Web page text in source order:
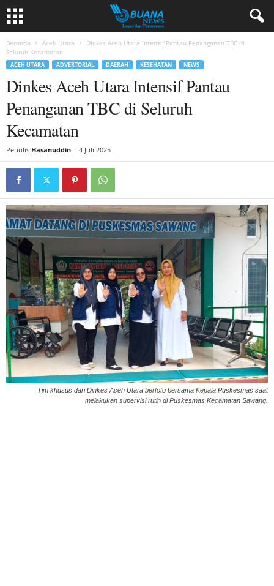
Beranda Aceh Utara
Dinkes Aceh Utara Intensif Pantau Penanganan TBC di
Seluruh Kecamatan
ACEH UTARA ADVERTORIAL DAERAH KESEHATAN NEWS
Dinkes Aceh Utara Intensif Pantau
Penanganan TBC di Seluruh
Kecamatan
Penulis Hasanuddin - 4 Juli 2025
Tim khusus dari Dinkes Aceh Utara berfoto bersama Kepala Puskesmas saat
melakukan supervisi rutin di Puskesmas Kecamatan Sawang.